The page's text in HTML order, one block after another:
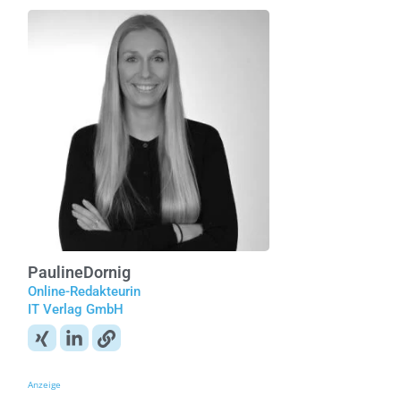
PaulineDornig
Online-Redakteurin
IT Verlag GmbH
Anzeige